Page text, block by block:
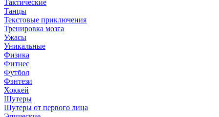
Тактические
Танцы
Текстовые приключения
Тренировка мозга
Ужасы
Уникальные
Физика
Фитнес
Футбол
Фэнтези
Хоккей
Шутеры
Шутеры от первого лица